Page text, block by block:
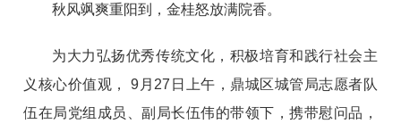
秋风飒爽重阳到，金桂怒放满院香。
为大力弘扬优秀传统文化，积极培育和践行社会主
义核心价值观， 9月27日上午，鼎城区城管局志愿者队
伍在局党组成员、副局长伍伟的带领下，携带慰问品，